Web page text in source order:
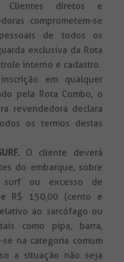
Clientes diretos e
comprometem-se
de todos os
exclusiva da Rota
interno e cadastro.
em qualquer
pela Rota Combo, o
revendedora declara
os termos destas
O cliente deverá
do embarque, sobre
ou excesso de
R$ 150,00 (cento e
ao sarcófago ou
como pipa, barra,
na categoria comum
a situação não seja